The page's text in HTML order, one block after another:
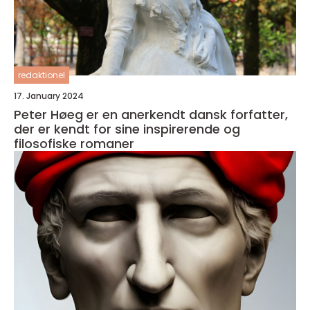
redaktionel
17. January 2024
Peter Høeg er en anerkendt dansk forfatter,
der er kendt for sine inspirerende og
filosofiske romaner